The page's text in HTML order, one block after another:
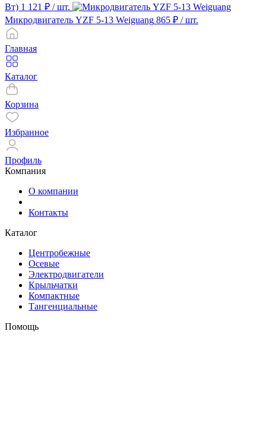
Вт) 1 121 ₽ / шт.
Микродвигатель YZF 5-13 Weiguang 865 ₽ / шт.
Главная
Каталог
Корзина
Избранное
Профиль
Компания
О компании
Контакты
Каталог
Центробежные
Осевые
Электродвигатели
Крыльчатки
Компактные
Тангенциальные
Помощь